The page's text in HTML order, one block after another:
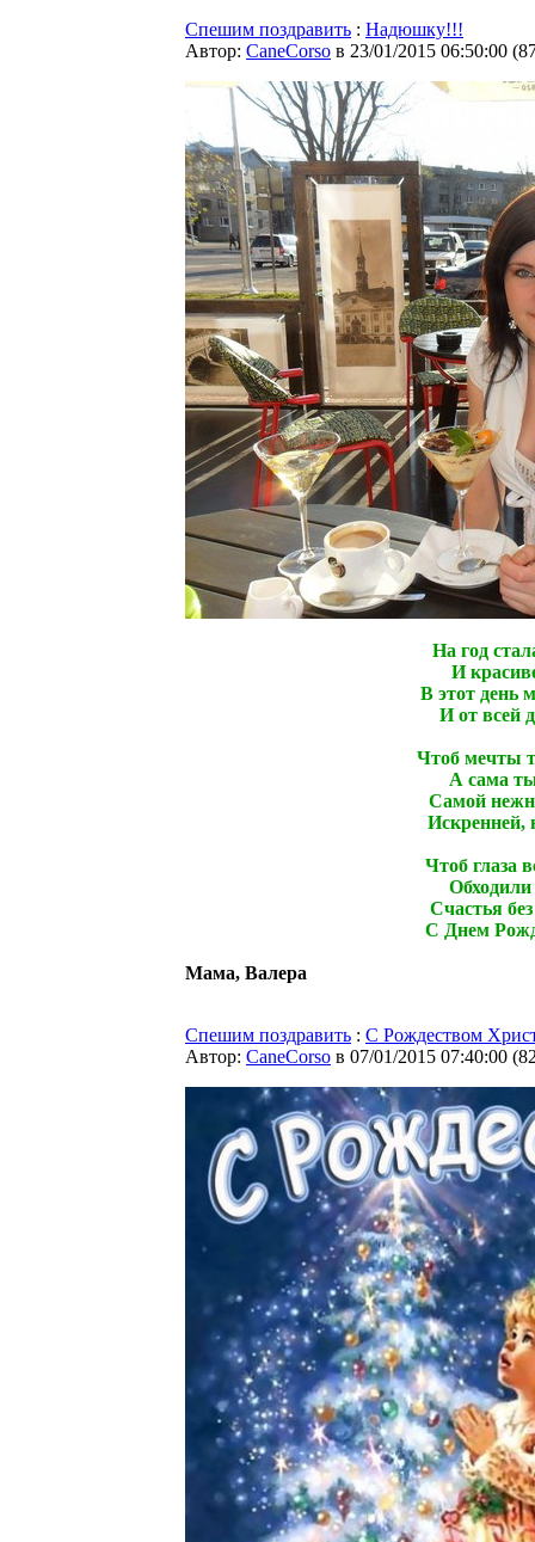
Спешим поздравить : Надюшку!!!
Автор: CaneCorso в 23/01/2015 06:50:00 (
На год
И
В этот день
И от всей
Чтоб мечты
А сама
Самой
Искренней,
Чтоб глаза
Счастья
С Днем
Мама, Валера
Спешим поздравить : C Рождеством
Автор: CaneCorso в 07/01/2015 07:40:00 (